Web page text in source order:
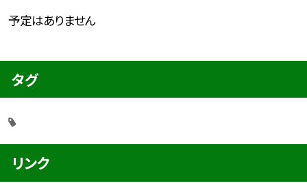
予定はありません
タグ
リンク